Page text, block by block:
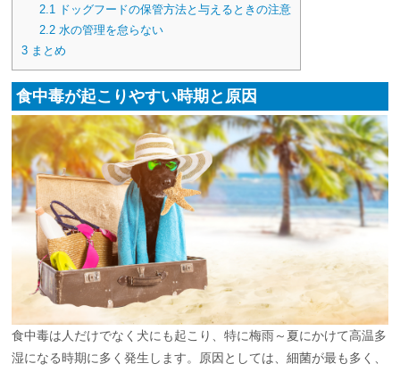
2.1
ドッグフードの保管方法と与えるときの注意
2.2 水の管理を怠らない
3 まとめ
食中毒が起こりやすい時期と原因
食中毒は人だけでなく犬にも起こり、特に梅雨～夏にかけて高温多
湿になる時期に多く発生します。原因としては、細菌が最も多く、